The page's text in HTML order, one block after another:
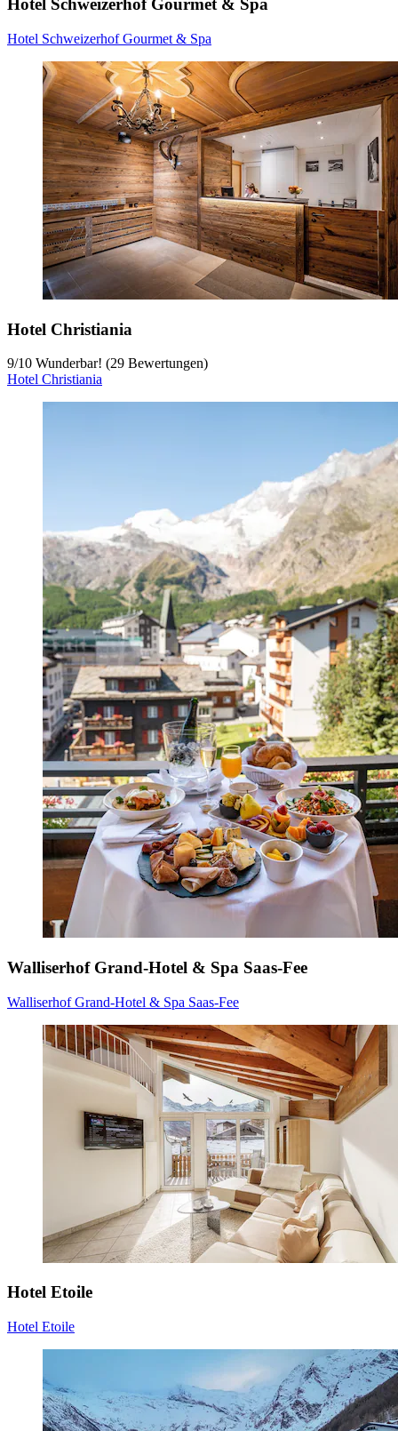
Hotel Schweizerhof Gourmet & Spa
Hotel Schweizerhof Gourmet & Spa
Hotel Christiania
9/10 Wunderbar! (29 Bewertungen)
Hotel Christiania
Walliserhof Grand-Hotel & Spa Saas-Fee
Walliserhof Grand-Hotel & Spa Saas-Fee
Hotel Etoile
Hotel Etoile